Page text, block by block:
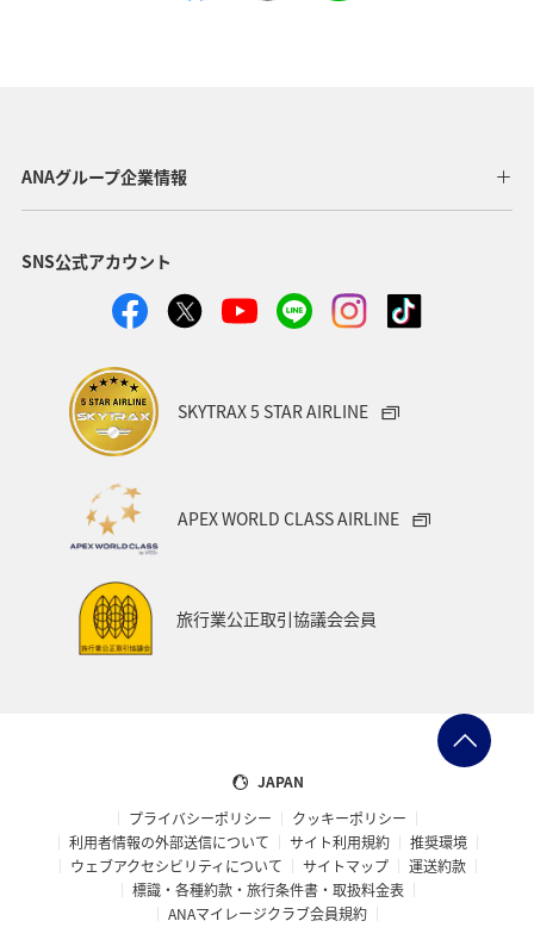
ANAグループ企業情報
SNS公式アカウント
SKYTRAX 5 STAR AIRLINE
APEX WORLD CLASS AIRLINE
旅行業公正取引協議会会員
JAPAN
プライバシーポリシー
クッキーポリシー
利用者情報の外部送信について
サイト利用規約
推奨環境
ウェブアクセシビリティについて
サイトマップ
運送約款
標識・各種約款・旅行条件書・取扱料金表
ANAマイレージクラブ会員規約